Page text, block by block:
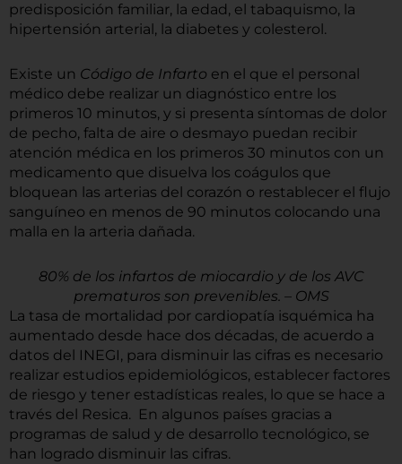
predisposición familiar, la edad, el tabaquismo, la
hipertensión arterial, la diabetes y colesterol.
Existe un Código de Infarto en el que el personal
médico debe realizar un diagnóstico entre los
primeros 10 minutos, y si presenta síntomas de dolor
de pecho, falta de aire o desmayo puedan recibir
atención médica en los primeros 30 minutos con un
medicamento que disuelva los coágulos que
bloquean las arterias del corazón o restablecer el flujo
sanguíneo en menos de 90 minutos colocando una
malla en la arteria dañada.
80% de los infartos de miocardio y de los AVC
prematuros son prevenibles. – OMS
La tasa de mortalidad por cardiopatía isquémica ha
aumentado desde hace dos décadas, de acuerdo a
datos del INEGI, para disminuir las cifras es necesario
realizar estudios epidemiológicos, establecer factores
de riesgo y tener estadísticas reales, lo que se hace a
través del Resica. En algunos países gracias a
programas de salud y de desarrollo tecnológico, se
han logrado disminuir las cifras.